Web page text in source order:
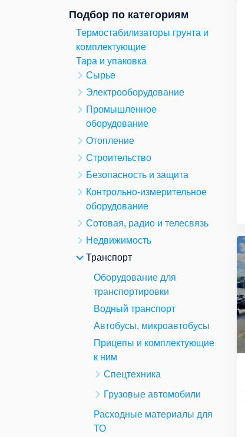
Подбор по категориям
Термостабилизаторы грунта и
комплектующие
Тара и упаковка
Сырье
Электрооборудование
Промышленное
оборудование
Отопление
Строительство
Безопасность и защита
Контрольно-измерительное
оборудование
Сотовая, радио и телесвязь
Недвижимость
Транспорт
Оборудование для
транспортировки
Водный транспорт
Автобусы, микроавтобусы
Прицепы и комплектующие
к ним
Спецтехника
Грузовые автомобили
Расходные материалы для
ТО